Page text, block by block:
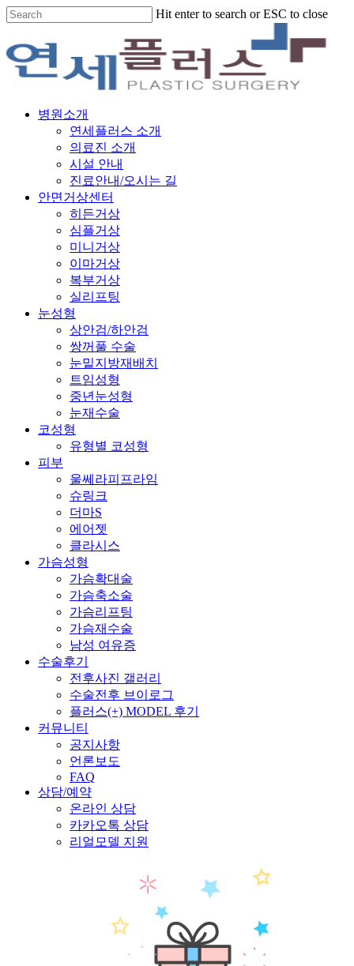
Skip
to
main
content
Hit enter to search or ESC to close
Search
Menu
병원소개
연세플러스 소개
의료진 소개
시설 안내
진료안내/오시는 길
안면거상센터
히든거상
심플거상
미니거상
이마거상
복부거상
실리프팅
눈성형
상안검/하안검
쌍꺼풀 수술
눈밑지방재배치
트임성형
중년눈성형
눈재수술
코성형
유형별 코성형
피부
울쎄라피프라임
슈링크
더마S
에어젯
클라시스
가슴성형
가슴확대술
가슴축소술
가슴리프팅
가슴재수술
남성 여유증
수술후기
전후사진 갤러리
수술전후 브이로그
플러스(+) MODEL 후기
커뮤니티
공지사항
언론보도
FAQ
상담/예약
온라인 상담
카카오톡 상담
리얼모델 지원